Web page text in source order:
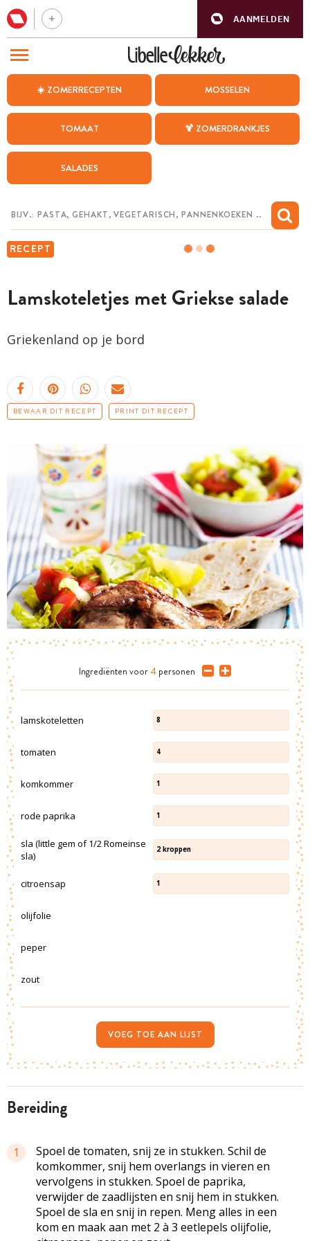
AANMELDEN
☀️ ZOMERRECEPTEN MOSSELEN
TOMAAT 🍹 ZOMERDRANKJES
SALADES
RECEPT
Lamskoteletjes met Griekse salade
Griekenland op je bord
BEWAAR DIT RECEPT PRINT DIT RECEPT
bereiding
1
Spoel de tomaten, snij ze in stukken. Schil de
komkommer, snij hem overlangs in vieren en
vervolgens in stukken. Spoel de paprika,
verwijder de zaadlijsten en snij hem in stukken.
Spoel de sla en snij in repen. Meng alles in een
kom en maak aan met 2 à 3 eetlepels olijfolie,
Ingrediënten voor 4 personen
lamskoteletten 8
tomaten 4
komkommer 1
rode paprika 1
sla (little gem of 1/2 Romeinse
sla)
2 kroppen
citroensap 1
olijfolie
peper
zout
VOEG TOE AAN LIJST
BEZOEK ONZE ANDERE WEBSITES
WEEKMENU
CHAT MET MAIA
MIJN BEWAARDE RECEPTEN